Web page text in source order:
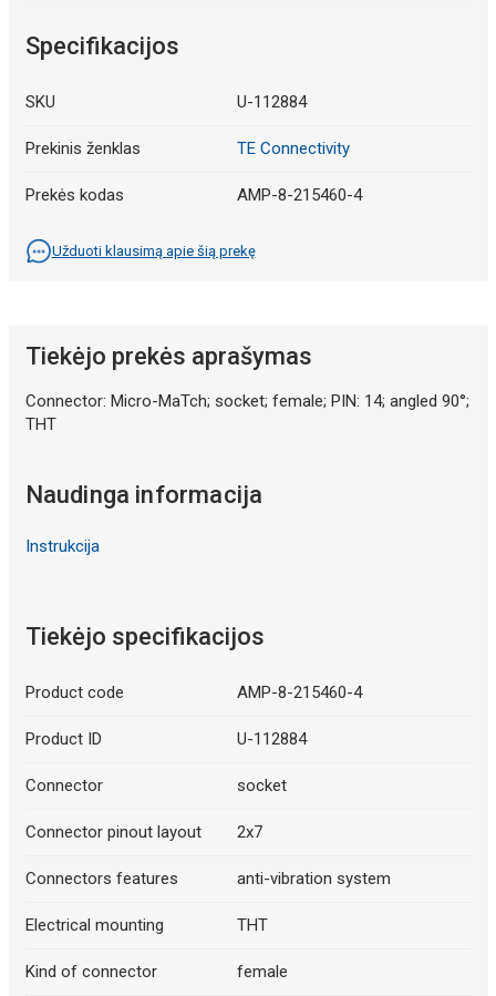
Specifikacijos
SKU U-112884
Prekinis ženklas TE Connectivity
Prekės kodas AMP-8-215460-4
Užduoti klausimą apie šią prekę
Tiekėjo prekės aprašymas
Connector: Micro-MaTch; socket; female; PIN: 14; angled 90°;
THT
Naudinga informacija
Instrukcija
Tiekėjo specifikacijos
Product code AMP-8-215460-4
Product ID U-112884
Connector socket
Connector pinout layout 2x7
Connectors features anti-vibration system
Electrical mounting THT
Kind of connector female